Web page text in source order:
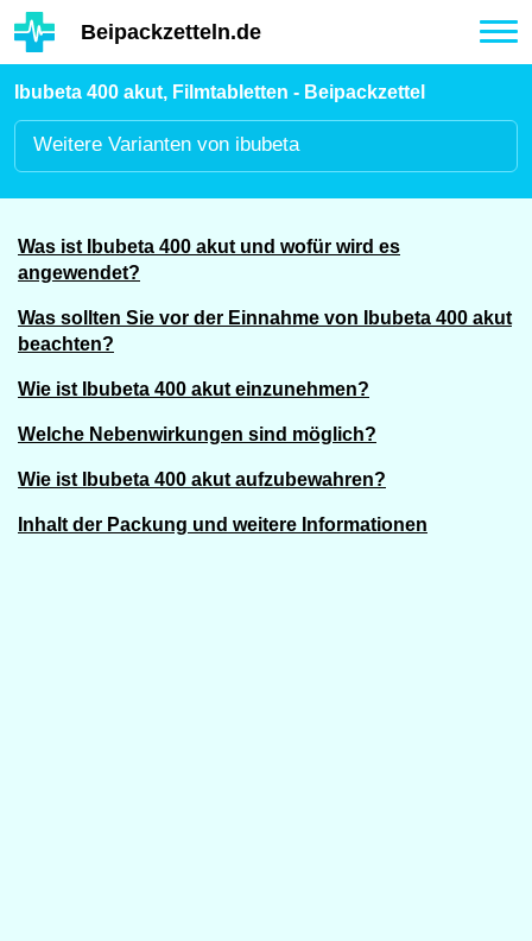
Hauptinhalt
Beipackzetteln.de
Ibubeta 400 akut, Filmtabletten - Beipackzettel
Weitere Varianten von ibubeta
Was ist Ibubeta 400 akut und wofür wird es
angewendet?
Was sollten Sie vor der Einnahme von Ibubeta 400 akut
beachten?
Wie ist Ibubeta 400 akut einzunehmen?
Welche Nebenwirkungen sind möglich?
Wie ist Ibubeta 400 akut aufzubewahren?
Inhalt der Packung und weitere Informationen